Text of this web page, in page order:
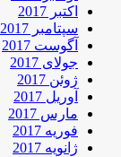
اکتبر 2017
سپتامبر 2017
آگوست 2017
جولای 2017
ژوئن 2017
آوریل 2017
مارس 2017
فوریه 2017
ژانویه 2017